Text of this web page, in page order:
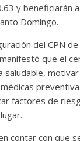
y beneficiarán
Domingo.
del CPN
que el
saludable,
factores de
contar con que